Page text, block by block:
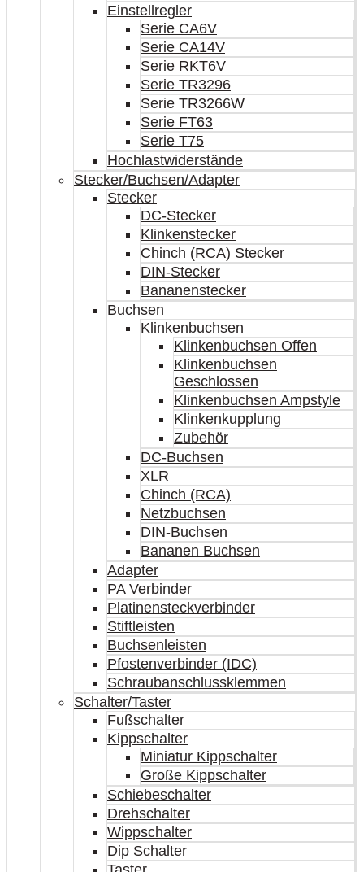
Einstellregler
Serie CA6V
Serie CA14V
Serie RKT6V
Serie TR3296
Serie TR3266W
Serie FT63
Serie T75
Hochlastwiderstände
Stecker/Buchsen/Adapter
Stecker
DC-Stecker
Klinkenstecker
Chinch (RCA) Stecker
DIN-Stecker
Bananenstecker
Buchsen
Klinkenbuchsen
Klinkenbuchsen Offen
Klinkenbuchsen
Geschlossen
Klinkenbuchsen Ampstyle
Klinkenkupplung
Zubehör
DC-Buchsen
XLR
Chinch (RCA)
Netzbuchsen
DIN-Buchsen
Bananen Buchsen
Adapter
PA Verbinder
Platinensteckverbinder
Stiftleisten
Buchsenleisten
Pfostenverbinder (IDC)
Schraubanschlussklemmen
Schalter/Taster
Fußschalter
Kippschalter
Miniatur Kippschalter
Große Kippschalter
Schiebeschalter
Drehschalter
Wippschalter
Dip Schalter